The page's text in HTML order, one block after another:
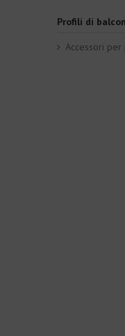
Profili di
Accessori